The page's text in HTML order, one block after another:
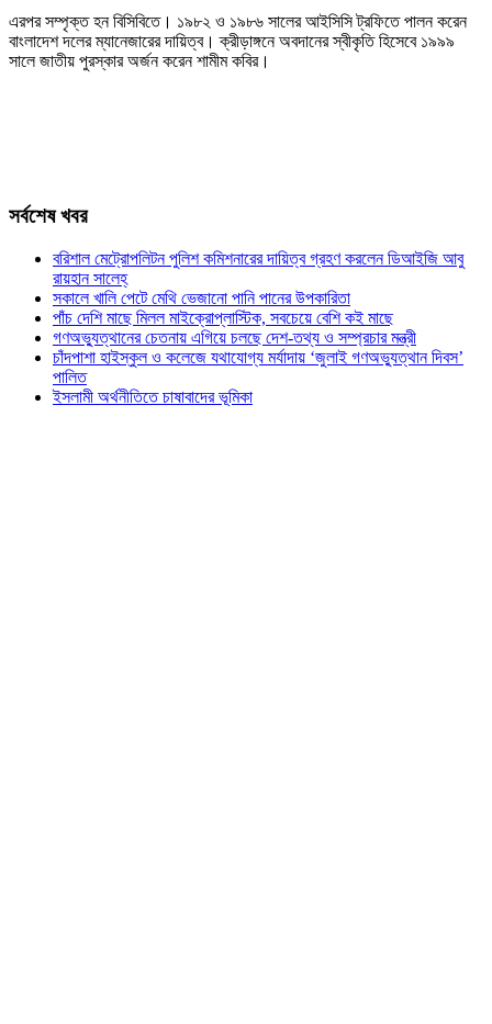
এরপর সম্পৃক্ত হন বিসিবিতে। ১৯৮২ ও ১৯৮৬ সালের আইসিসি ট্রফিতে পালন করেন
বাংলাদেশ দলের ম্যানেজারের দায়িত্ব। ক্রীড়াঙ্গনে অবদানের স্বীকৃতি হিসেবে ১৯৯৯
সালে জাতীয় পুরস্কার অর্জন করেন শামীম কবির।
সর্বশেষ খবর
বরিশাল মেট্রোপলিটন পুলিশ কমিশনারের দায়িত্ব গ্রহণ করলেন ডিআইজি আবু
রায়হান সালেহ্
সকালে খালি পেটে মেথি ভেজানো পানি পানের উপকারিতা
পাঁচ দেশি মাছে মিলল মাইক্রোপ্লাস্টিক, সবচেয়ে বেশি কই মাছে
গণঅভ্যুত্থানের চেতনায় এগিয়ে চলছে দেশ-তথ্য ও সম্প্রচার মন্ত্রী
চাঁদপাশা হাইস্কুল ও কলেজে যথাযোগ্য মর্যাদায় ‘জুলাই গণঅভ্যুত্থান দিবস’
পালিত
ইসলামী অর্থনীতিতে চাষাবাদের ভূমিকা